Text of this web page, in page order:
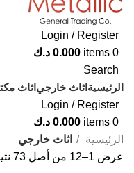
Login / Register
0
items
0.000 د.ك
Search
الرئيسية اثاث خارجي اثاث
Login / Register
0
items
0.000 د.ك
الرئيسية
اثاث خارجي
عرض 1–12 من أصل 73 نتيجة